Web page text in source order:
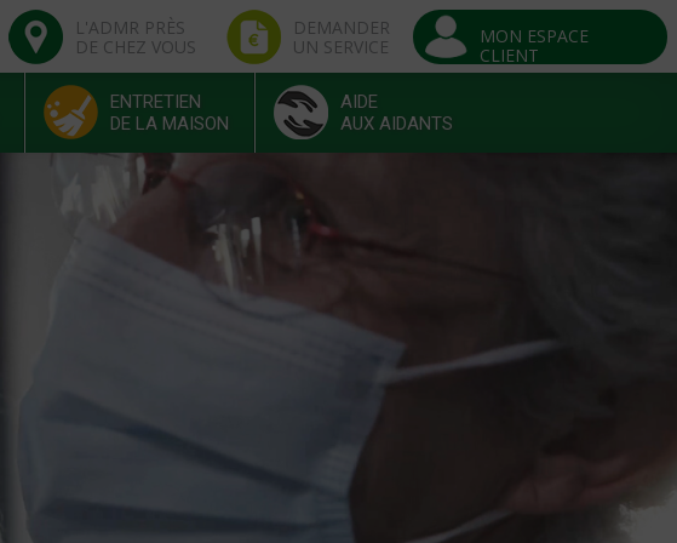
L'ADMR PRÈS
DE CHEZ VOUS
DEMANDER
UN SERVICE
MON ESPACE
CLIENT
ENTRETIEN
DE LA MAISON
AIDE
AUX AIDANTS